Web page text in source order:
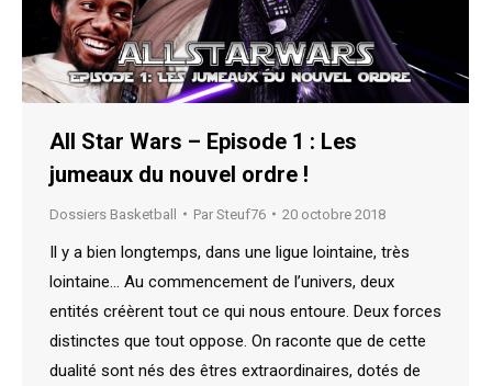
All Star Wars – Episode 1 : Les
jumeaux du nouvel ordre !
Dossiers Basketball Par Steuf76 20 octobre 2018
Il y a bien longtemps, dans une ligue lointaine, très
lointaine… Au commencement de l’univers, deux
entités créèrent tout ce qui nous entoure. Deux forces
distinctes que tout oppose. On raconte que de cette
dualité sont nés des êtres extraordinaires, dotés de